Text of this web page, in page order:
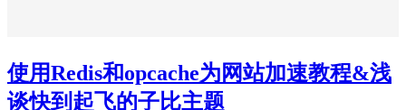
使用Redis和opcache为网站加速教程&浅
谈快到起飞的子比主题